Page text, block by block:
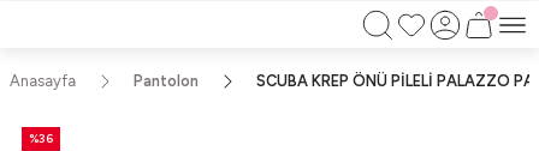
750TL ÜZERİ ALIŞVERİŞLERİNİZDE KARGO BEDAVA!!
Anasayfa Pantolon SCUBA KREP ÖNÜ PİLELİ PALAZZO
%36